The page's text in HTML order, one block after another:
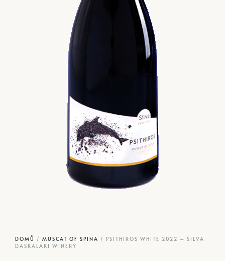
DOMŮ / MUSCAT OF SPINA / PSITHIROS WHITE 2022 – SILVA
DASKALAKI WINERY